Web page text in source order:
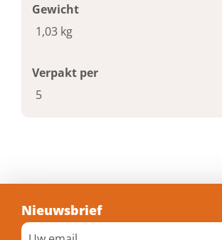
Gewicht
1,03 kg
Verpakt per
5
Nieuwsbrief